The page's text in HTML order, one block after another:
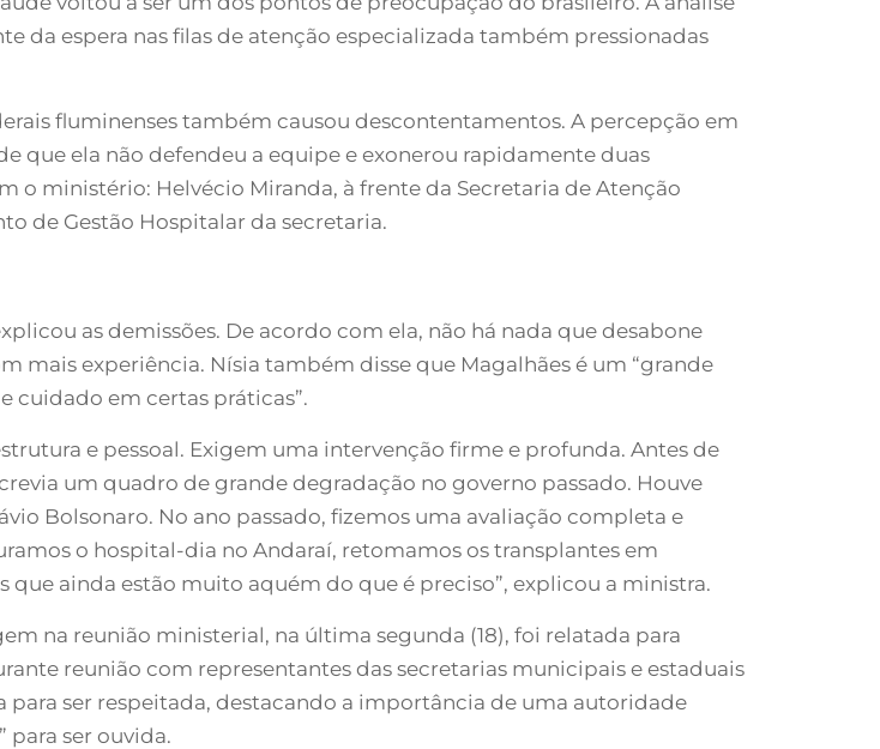
da espera nas filas de atenção especializada também pressionadas
fluminenses também causou descontentamentos. A percepção em
que ela não defendeu a equipe e exonerou rapidamente duas
o ministério: Helvécio Miranda, à frente da Secretaria de Atenção
de Gestão Hospitalar da secretaria.
as demissões. De acordo com ela, não há nada que desabone
mais experiência. Nísia também disse que Magalhães é um “grande
cuidado em certas práticas”.
e pessoal. Exigem uma intervenção firme e profunda. Antes de
um quadro de grande degradação no governo passado. Houve
Bolsonaro. No ano passado, fizemos uma avaliação completa e
o hospital-dia no Andaraí, retomamos os transplantes em
que ainda estão muito aquém do que é preciso”, explicou a ministra.
na reunião ministerial, na última segunda (18), foi relatada para
reunião com representantes das secretarias municipais e estaduais
para ser respeitada, destacando a importância de uma autoridade
para ser ouvida.